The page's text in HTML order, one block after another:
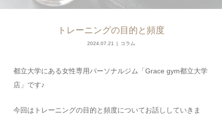
トレーニングの目的と頻度
2024.07.21 コラム
都立大学にある女性専用パーソナルジム「Grace gym都立大学
店」です♪
今回はトレーニングの目的と頻度についてお話ししていきま